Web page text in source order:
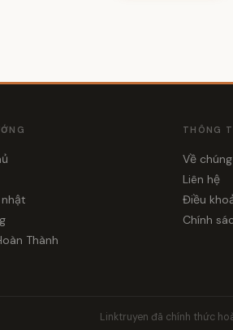
Thành
THÔNG
Về
Liên hệ
Điều
Chính
Linktruyen đã chính thức